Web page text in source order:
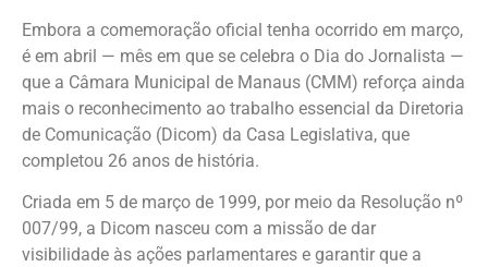
Embora a comemoração oficial tenha ocorrido em março,
é em abril — mês em que se celebra o Dia do Jornalista —
que a Câmara Municipal de Manaus (CMM) reforça ainda
mais o reconhecimento ao trabalho essencial da Diretoria
de Comunicação (Dicom) da Casa Legislativa, que
completou 26 anos de história.
Criada em 5 de março de 1999, por meio da Resolução nº
007/99, a Dicom nasceu com a missão de dar
visibilidade às ações parlamentares e garantir que a